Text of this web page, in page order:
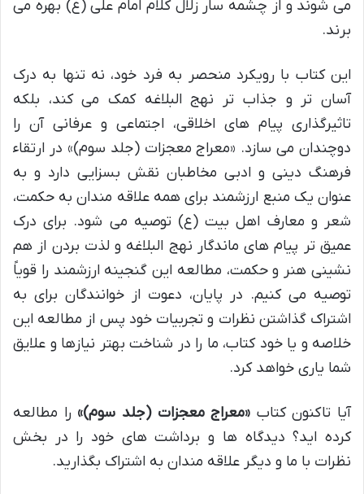
می شوند و از چشمه سار زلال کلام امام علی (ع) بهره می
برند.
این کتاب با رویکرد منحصر به فرد خود، نه تنها به درک
آسان تر و جذاب تر نهج البلاغه کمک می کند، بلکه
تاثیرگذاری پیام های اخلاقی، اجتماعی و عرفانی آن را
دوچندان می سازد. «معراج معجزات (جلد سوم)» در ارتقاء
فرهنگ دینی و ادبی مخاطبان نقش بسزایی دارد و به
عنوان یک منبع ارزشمند برای همه علاقه مندان به حکمت،
شعر و معارف اهل بیت (ع) توصیه می شود. برای درک
عمیق تر پیام های ماندگار نهج البلاغه و لذت بردن از هم
نشینی هنر و حکمت، مطالعه این گنجینه ارزشمند را قویاً
توصیه می کنیم. در پایان، دعوت از خوانندگان برای به
اشتراک گذاشتن نظرات و تجربیات خود پس از مطالعه این
خلاصه و یا خود کتاب، ما را در شناخت بهتر نیازها و علایق
شما یاری خواهد کرد.
آیا تاکنون کتاب «معراج معجزات (جلد سوم)» را مطالعه
کرده اید؟ دیدگاه ها و برداشت های خود را در بخش
نظرات با ما و دیگر علاقه مندان به اشتراک بگذارید.